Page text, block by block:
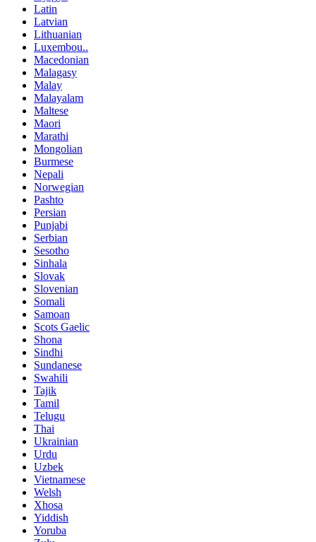
Latin
Latvian
Lithuanian
Luxembou..
Macedonian
Malagasy
Malay
Malayalam
Maltese
Maori
Marathi
Mongolian
Burmese
Nepali
Norwegian
Pashto
Persian
Punjabi
Serbian
Sesotho
Sinhala
Slovak
Slovenian
Somali
Samoan
Scots Gaelic
Shona
Sindhi
Sundanese
Swahili
Tajik
Tamil
Telugu
Thai
Ukrainian
Urdu
Uzbek
Vietnamese
Welsh
Xhosa
Yiddish
Yoruba